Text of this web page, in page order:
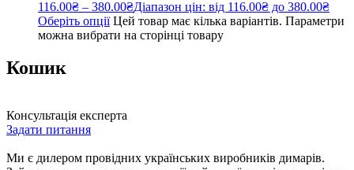
116.00₴ – 380.00₴Діапазон цін: від 116.00₴ до 380.00₴
Оберіть опції Цей товар має кілька варіантів. Параметри
можна вибрати на сторінці товару
Кошик
Консультація експерта
Задати питання
Ми є дилером провідних українських виробників димарів.